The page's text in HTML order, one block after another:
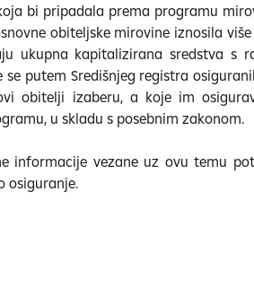
bi pripadala prema programu
obiteljske mirovine iznosila
ukupna kapitalizirana sredstva s
se putem Središnjeg registra
obitelji izaberu, a koje im
u skladu s posebnim zakonom.
informacije vezane uz ovu temu
osiguranje.